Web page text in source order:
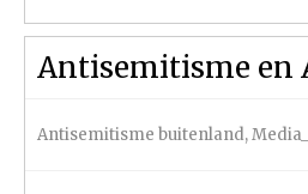
Antisemitisme en
Antisemitisme buitenland,